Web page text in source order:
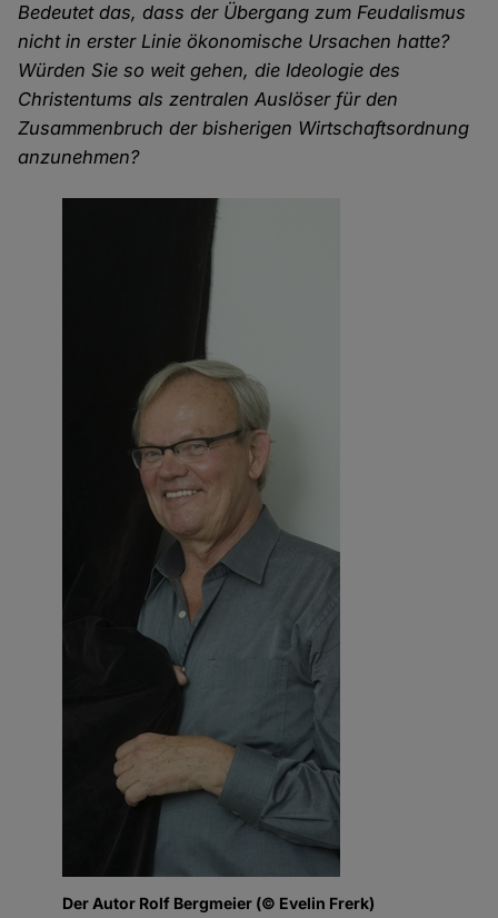
Bedeutet das, dass der Übergang zum Feudalismus
nicht in erster Linie ökonomische Ursachen hatte?
Würden Sie so weit gehen, die Ideologie des
Christentums als zentralen Auslöser für den
Zusammenbruch der bisherigen Wirtschaftsordnung
anzunehmen?
Der Autor Rolf Bergmeier (© Evelin Frerk)